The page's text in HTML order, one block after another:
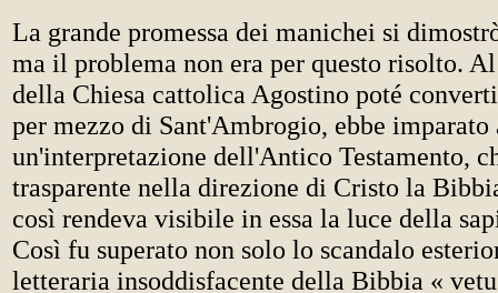
La grande promessa dei manichei si
ma il problema non era per questo risolto.
della Chiesa cattolica Agostino poté
per mezzo di Sant'Ambrogio, ebbe imparato
un'interpretazione dell'Antico Testamento,
trasparente nella direzione di Cristo la
così rendeva visibile in essa la luce della
Così fu superato non solo lo scandalo
letteraria insoddisfacente della Bibbia «